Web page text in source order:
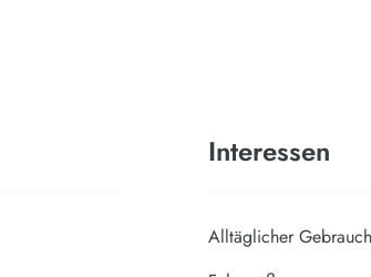
Interessen
Alltäglicher Gebrauch